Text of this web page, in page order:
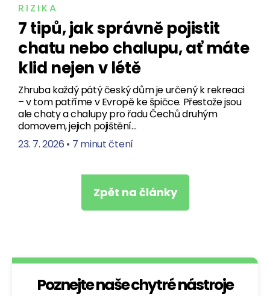
RIZIKA
7 tipů, jak správně pojistit
chatu nebo chalupu, ať máte
klid nejen v létě
Zhruba každý pátý český dům je určený k rekreaci
– v tom patříme v Evropě ke špičce. Přestože jsou
ale chaty a chalupy pro řadu Čechů druhým
domovem, jejich pojištění…
23. 7. 2026 • 7 minut čtení
Zpět na články
Poznejte naše chytré nástroje